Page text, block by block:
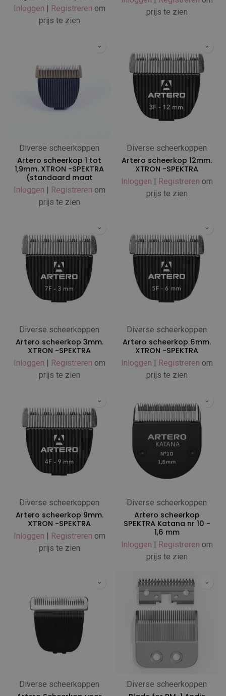
Inloggen | Registreren om
prijs te zien
prijs te zien
Diverse scheerkoppen
Artero scheerkop 1 tot
1,9mm. XTRON -SPEKTRA
(standaard maat
Inloggen | Registreren om
prijs te zien
Diverse scheerkoppen
Artero scheerkop 12mm.
XTRON -SPEKTRA
Inloggen | Registreren om
prijs te zien
Diverse scheerkoppen
Artero scheerkop 3mm.
XTRON -SPEKTRA
Inloggen | Registreren om
prijs te zien
Diverse scheerkoppen
Artero scheerkop 6mm.
XTRON -SPEKTRA
Inloggen | Registreren om
prijs te zien
Diverse scheerkoppen
Artero scheerkop 9mm.
XTRON -SPEKTRA
Inloggen | Registreren om
prijs te zien
Diverse scheerkoppen
Artero scheerkop
SPEKTRA Katana nr 10 -
1,6 mm
Inloggen | Registreren om
prijs te zien
Diverse scheerkoppen Diverse scheerkoppen